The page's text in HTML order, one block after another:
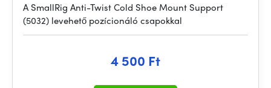
A SmallRig Anti-Twist Cold Shoe Mount Support
(5032) levehető pozícionáló csapokkal
4 500 Ft